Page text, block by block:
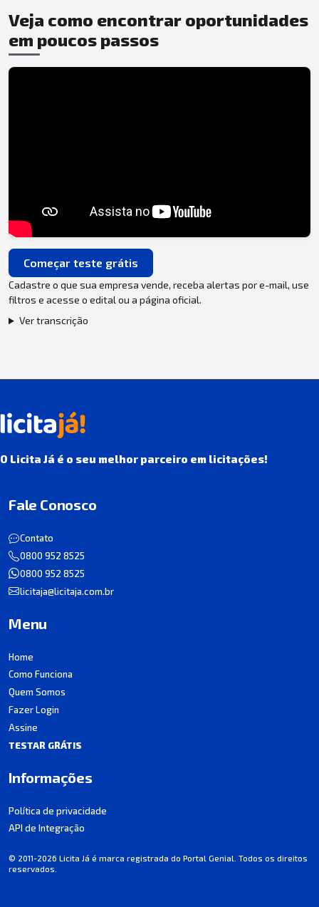
Veja como encontrar oportunidades
em poucos passos
Começar teste grátis
Cadastre o que sua empresa vende, receba alertas por e-mail, use
filtros e acesse o edital ou a página oficial.
Ver transcrição
O Licita Já é o seu melhor parceiro em licitações!
Fale Conosco
Contato
0800 952 8525
0800 952 8525
licitaja@licitaja.com.br
Menu
Home
Como Funciona
Quem Somos
Fazer Login
Assine
TESTAR GRÁTIS
Informações
Política de privacidade
API de Integração
© 2011-2026 Licita Já é marca registrada do Portal Genial. Todos os direitos
reservados.